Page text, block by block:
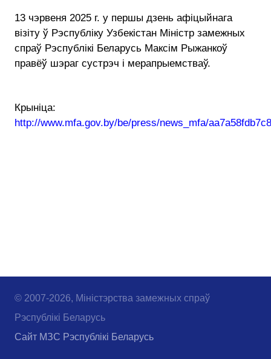
13 чэрвеня 2025 г. у першы дзень афіцыйнага
візіту ў Рэспубліку Узбекістан Міністр замежных
спраў Рэспублікі Беларусь Максім Рыжанкоў
правёў шэраг сустрэч і мерапрыемстваў.
Крыніца:
http://www.mfa.gov.by/be/press/news_mfa/
© 2007-2026, Міністэрства замежных спраў
Рэспублікі Беларусь
Сайт МЗС Рэспублікі Беларусь